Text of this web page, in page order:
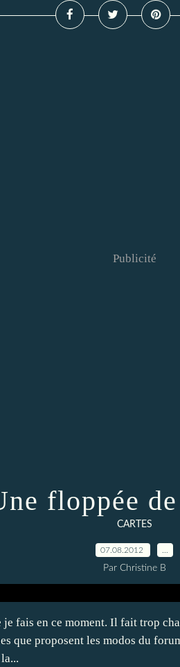
Publicité
floppée
CARTES
07.08.2012
Par Christine B
fais en ce moment. Il fait trop
que proposent les modos du